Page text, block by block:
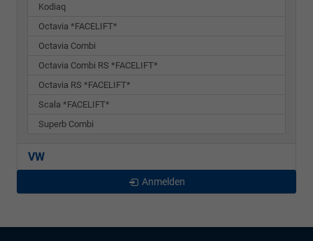
Kodiaq
Octavia *FACELIFT*
Octavia Combi
Octavia Combi RS *FACELIFT*
Octavia RS *FACELIFT*
Scala *FACELIFT*
Superb Combi
VW
Anmelden